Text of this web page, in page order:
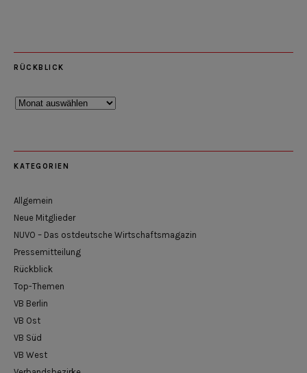
RÜCKBLICK
Rückblick
KATEGORIEN
Allgemein
Neue Mitglieder
NUVO – Das ostdeutsche Wirtschaftsmagazin
Pressemitteilung
Rückblick
Top-Themen
VB Berlin
VB Ost
VB Süd
VB West